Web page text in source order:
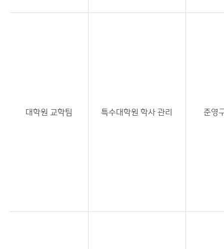
대학원 교학팀 특수대학원 학사 관리 준영